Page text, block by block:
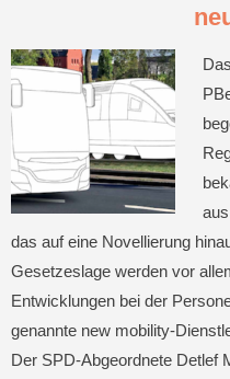
das auf eine Novellierung
Gesetzeslage werden vor
Entwicklungen bei der
genannte new mobility-
Der SPD-Abgeordnete Detlef